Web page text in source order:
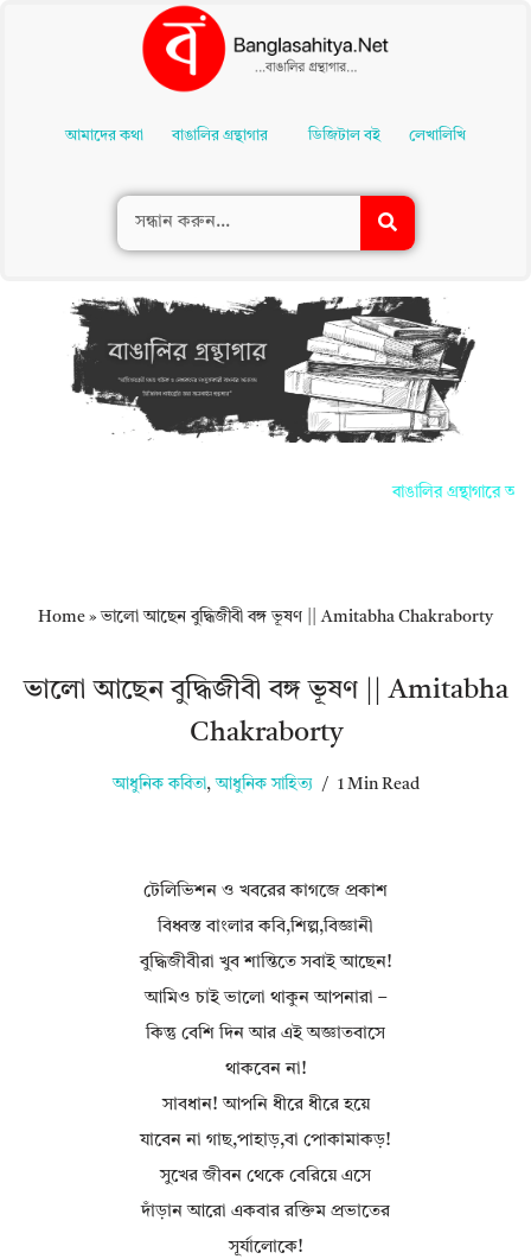
Contentআমাদের কথা বাঙালির গ্রন্থাগার ডিজিটাল বই লেখালিখি
বাঙালির গ্রন্থাগারে
Home »ভালো আছেন বুদ্ধিজীবী বঙ্গ ভূষণ || Amitabha Chakraborty
ভালো আছেন বুদ্ধিজীবী বঙ্গ ভূষণ || Amitabha
Chakraborty
আধুনিক কবিতা, আধুনিক সাহিত্য 1 Min Read
টেলিভিশন ও খবরের কাগজে প্রকাশ
বিধ্বস্ত বাংলার কবি,শিল্প,বিজ্ঞানী
বুদ্ধিজীবীরা খুব শান্তিতে সবাই আছেন!
আমিও চাই ভালো থাকুন আপনারা –
কিন্তু বেশি দিন আর এই অজ্ঞাতবাসে
থাকবেন না!
সাবধান! আপনি ধীরে ধীরে হয়ে
যাবেন না গাছ,পাহাড়,বা পোকামাকড়!
সুখের জীবন থেকে বেরিয়ে এসে
দাঁড়ান আরো একবার রক্তিম প্রভাতের
সূর্যালোকে!